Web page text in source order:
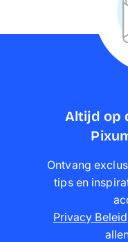
Altijd op
Ontvang
tips en
Privacy Beleid